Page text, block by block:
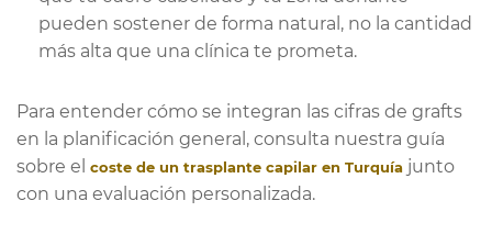
pueden sostener de forma natural, no la cantidad
más alta que una clínica te prometa.
Para entender cómo se integran las cifras de grafts
en la planificación general, consulta nuestra guía
sobre el coste de un trasplante capilar en Turquía junto
con una evaluación personalizada.